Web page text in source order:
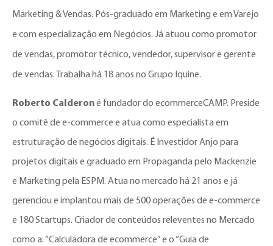
Marketing & Vendas. Pós-graduado em Marketing e em Varejo
e com especialização em Negócios. Já atuou como promotor
de vendas, promotor técnico, vendedor, supervisor e gerente
de vendas. Trabalha há 18 anos no Grupo Iquine.
Roberto Calderoné fundador do ecommerceCAMP. Preside
o comitê de e-commerce e atua como especialista em
estruturação de negócios digitais. É Investidor Anjo para
projetos digitais e graduado em Propaganda pelo Mackenzie
e Marketing pela ESPM. Atua no mercado há 21 anos e já
gerenciou e implantou mais de 500 operações de e-commerce
e 180 Startups. Criador de conteúdos releventes no Mercado
como a: “Calculadora de ecommerce” e o “Guia de